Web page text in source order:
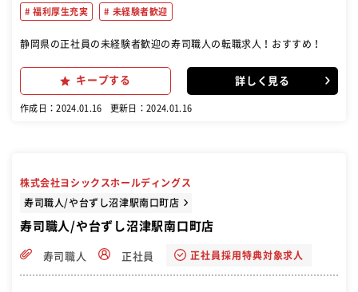
福利厚生充実 未経験者歓迎
静岡県の正社員の未経験者歓迎の寿司職人の転職求人！おすすめ！
キープする 詳しく見る
作成日：2024.01.16 更新日：2024.01.16
株式会社ヨシックスホールディングス
寿司職人/や台ずし沼津駅南口町店
寿司職人/や台ずし沼津駅南口町店
寿司職人 正社員 正社員採用特典対象求人